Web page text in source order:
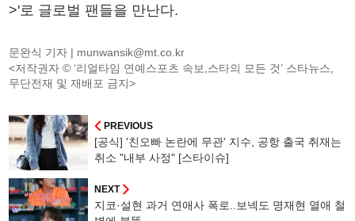
>'로 글로벌 팬들을 만난다.
문완식 기자 | munwansik@mt.co.kr
<저작권자 © ‘리얼타임 연예스포츠 속보,스타의 모든 것’ 스타뉴스,
무단전재 및 재배포 금지>
PREVIOUS
[공식] '친오빠 논란에 무관' 지수, 공항 출국 취재는
취소 "내부 사정" [스타이슈]
NEXT
지코·설현 과거 연애사 폭로..보넥도 명재현 열애 철